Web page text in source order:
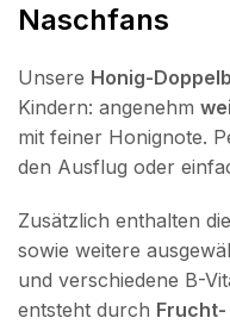
Naschfans
Unsere Honig-
Kindern: angenehm
mit feiner Honignote.
den Ausflug oder
Zusätzlich enthalten
sowie weitere
und verschiedene B-
entsteht durch